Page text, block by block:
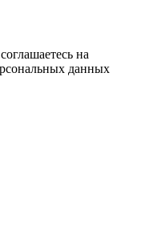
на
данных